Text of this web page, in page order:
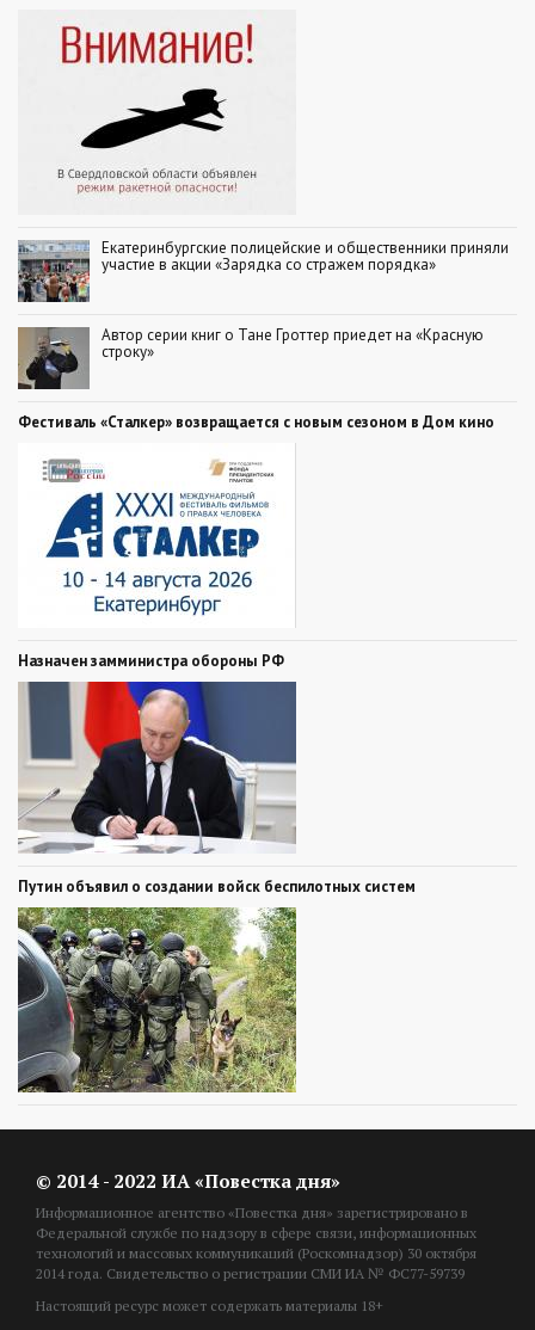
Екатеринбургские полицейские и общественники приняли
участие в акции «Зарядка со стражем порядка»
Автор серии книг о Тане Гроттер приедет на «Красную
строку»
Фестиваль «Сталкер» возвращается с новым сезоном в Дом кино
Назначен замминистра обороны РФ
Путин объявил о создании войск беспилотных систем
© 2014 - 2022 ИА «Повестка дня»
Информационное агентство «Повестка дня» зарегистрировано в
Федеральной службе по надзору в сфере связи, информационных
технологий и массовых коммуникаций (Роскомнадзор) 30 октября
2014 года. Свидетельство о регистрации СМИ ИА № ФС77-59739
Настоящий ресурс может содержать материалы 18+